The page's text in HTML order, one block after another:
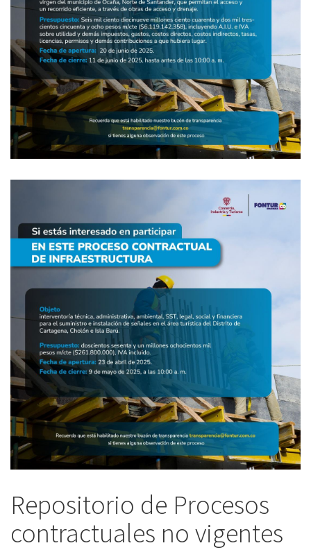
Repositorio de Procesos
contractuales no vigentes